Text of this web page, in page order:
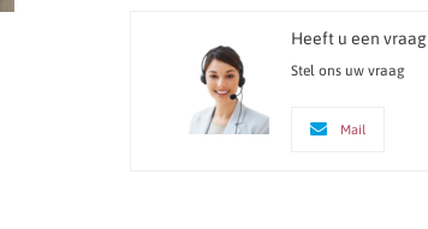
Heeft u een
Stel ons uw vraag
Mail